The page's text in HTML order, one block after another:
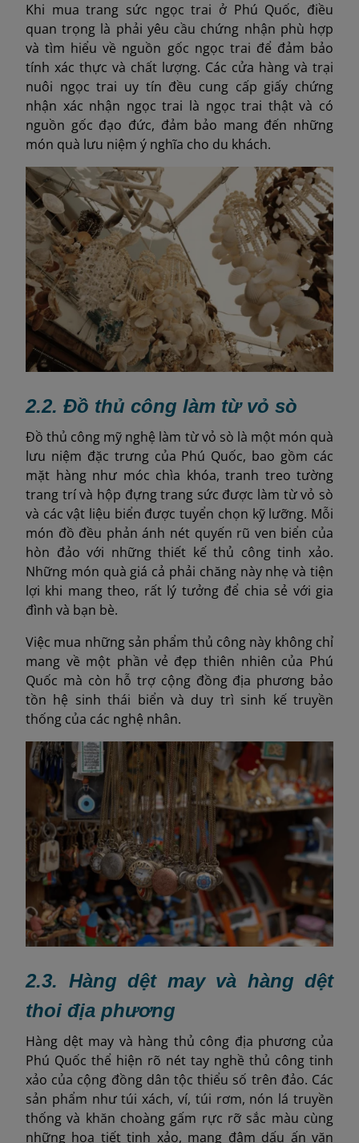
Khi mua trang sức ngọc trai ở Phú Quốc, điều
quan trọng là phải yêu cầu chứng nhận phù hợp
và tìm hiểu về nguồn gốc ngọc trai để đảm bảo
tính xác thực và chất lượng. Các cửa hàng và trại
nuôi ngọc trai uy tín đều cung cấp giấy chứng
nhận xác nhận ngọc trai là ngọc trai thật và có
nguồn gốc đạo đức, đảm bảo mang đến những
món quà lưu niệm ý nghĩa cho du khách.
2.2. Đồ thủ công làm từ vỏ sò
Đồ thủ công mỹ nghệ làm từ vỏ sò là một món quà
lưu niệm đặc trưng của Phú Quốc, bao gồm các
mặt hàng như móc chìa khóa, tranh treo tường
trang trí và hộp đựng trang sức được làm từ vỏ sò
và các vật liệu biển được tuyển chọn kỹ lưỡng. Mỗi
món đồ đều phản ánh nét quyến rũ ven biển của
hòn đảo với những thiết kế thủ công tinh xảo.
Những món quà giá cả phải chăng này nhẹ và tiện
lợi khi mang theo, rất lý tưởng để chia sẻ với gia
đình và bạn bè.
Việc mua những sản phẩm thủ công này không chỉ
mang về một phần vẻ đẹp thiên nhiên của Phú
Quốc mà còn hỗ trợ cộng đồng địa phương bảo
tồn hệ sinh thái biển và duy trì sinh kế truyền
thống của các nghệ nhân.
2.3. Hàng dệt may và hàng dệt
thoi địa phương
Hàng dệt may và hàng thủ công địa phương của
Phú Quốc thể hiện rõ nét tay nghề thủ công tinh
xảo của cộng đồng dân tộc thiểu số trên đảo. Các
sản phẩm như túi xách, ví, túi rơm, nón lá truyền
thống và khăn choàng gấm rực rỡ sắc màu cùng
những họa tiết tinh xảo, mang đậm dấu ấn văn